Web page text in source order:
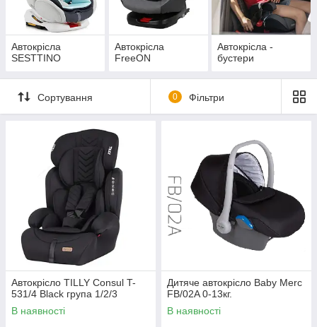
Автокрісла
SESTTINO
Автокрісла
FreeON
Автокрісла -
бустери
Сортування 0 Фільтри
Автокрісло TILLY Consul T-
531/4 Black група 1/2/3
В наявності
Дитяче автокрісло Baby Merc
FB/02A 0-13кг.
В наявності